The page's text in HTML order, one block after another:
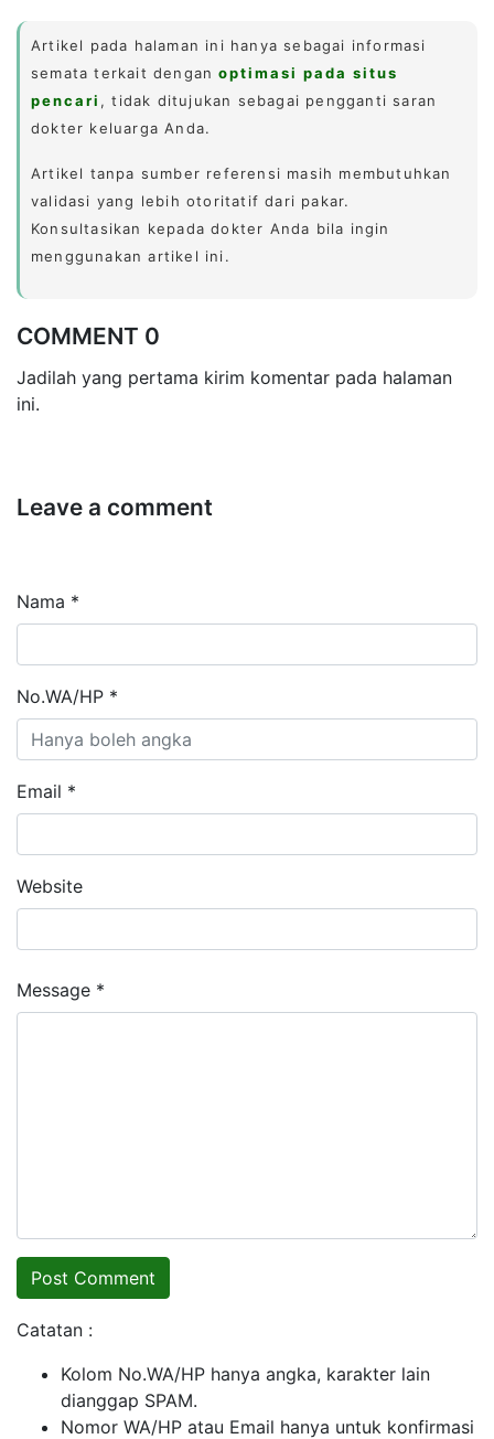
Artikel pada halaman ini hanya sebagai informasi
semata terkait denganoptimasi pada situs
pencari , tidak ditujukan sebagai pengganti saran
dokter keluarga Anda.
Artikel tanpa sumber referensi masih membutuhkan
validasi yang lebih otoritatif dari pakar.
Konsultasikan kepada dokter Anda bila ingin
menggunakan artikel ini.
COMMENT 0
Jadilah yang pertama kirim komentar pada halaman
ini.
Leave a comment
Nama *
No.WA/HP *
Email *
Website
Message *
Catatan :
Kolom No.WA/HP hanya angka, karakter lain
dianggap SPAM.
Nomor WA/HP atau Email hanya untuk konfirmasi